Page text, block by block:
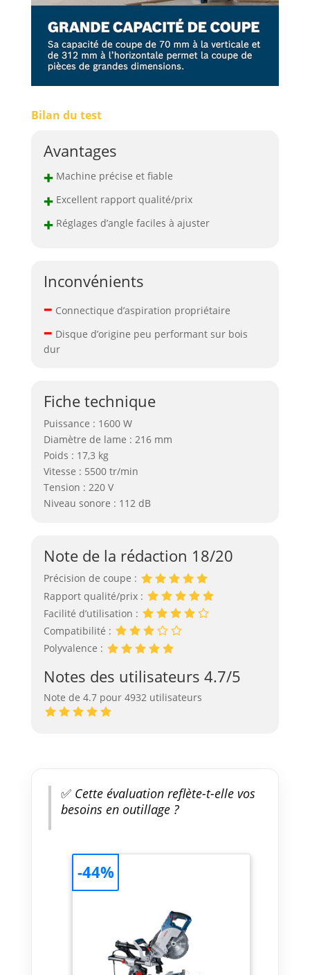
Bilan du test
Avantages
+Machine précise et fiable
+Excellent rapport qualité/prix
+Réglages d’angle faciles à ajuster
Inconvénients
– Connectique d’aspiration propriétaire
– Disque d’origine peu performant sur bois
dur
Fiche technique
Puissance : 1600 W
Diamètre de lame : 216 mm
Poids : 17,3 kg
Vitesse : 5500 tr/min
Tension : 220 V
Niveau sonore : 112 dB
Note de la rédaction 18/20
Précision de coupe :
Rapport qualité/prix :
Facilité d’utilisation :
Compatibilité :
Polyvalence :
Notes des utilisateurs 4.7/5
Note de 4.7 pour 4932 utilisateurs
✅Cette évaluation reflète-t-elle vos
besoins en outillage ?
-44%